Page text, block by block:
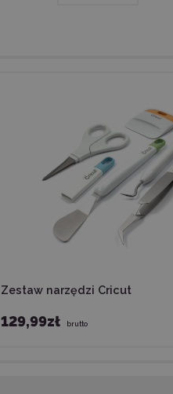
Zestaw narzędzi Cricut
129,99zł brutto